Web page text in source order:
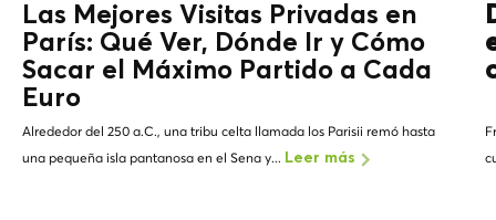
Las Mejores Visitas Privadas en
París: Qué Ver, Dónde Ir y Cómo
Sacar el Máximo Partido a Cada
Euro
Alrededor del 250 a.C., una tribu celta llamada los Parisii remó hasta
una pequeña isla pantanosa en el Sena y... Leer más